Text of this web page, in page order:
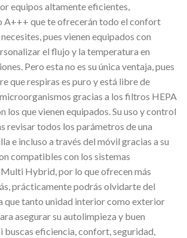
equipos altamente eficientes,
A+++ que te ofrecerán todo el confort
pues vienen equipados con
el flujo y la temperatura en
Pero esta no es su única ventaja, pues
que respiras es puro y está libre de
gracias a los filtros HEPA
los que vienen equipados. Su uso y control
revisar todos los parámetros de una
e incluso a través del móvil gracias a su
compatibles con los sistemas
Hybrid, por lo que ofrecen más
prácticamente podrás olvidarte del
que tanto unidad interior como exterior
asegurar su autolimpieza y buen
buscas eficiencia, confort, seguridad,